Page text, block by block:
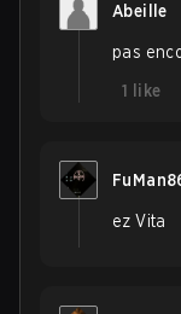
Abeille
pas
1
like
ez Vita